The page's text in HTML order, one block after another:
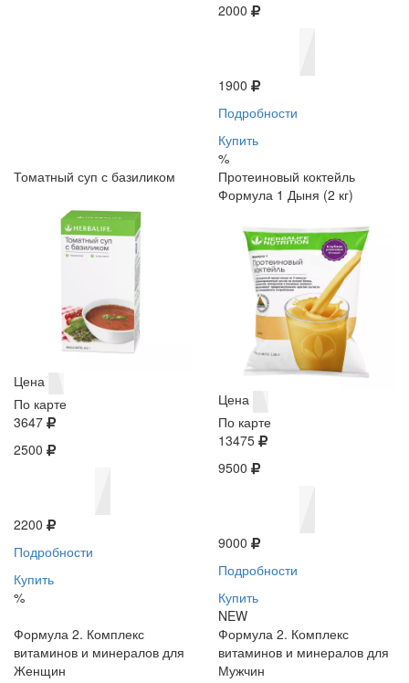
2000
1900
Подробности
Купить
%
Томатный суп с базиликом
Цена
По карте
3647
2500
2200
Подробности
Купить
%
Протеиновый коктейль
Формула 1 Дыня (2 кг)
Цена
По карте
13475
9500
9000
Подробности
Купить
NEW
Формула 2. Комплекс
витаминов и минералов для
Женщин
Формула 2. Комплекс
витаминов и минералов для
Мужчин